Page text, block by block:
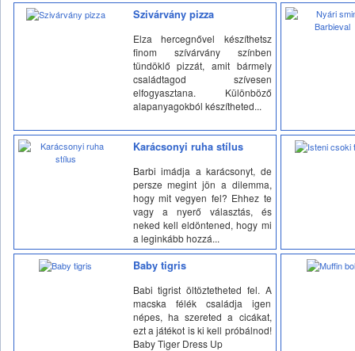
Szivárvány pizza
Elza hercegnővel készíthetsz
finom szívárvány színben
tündöklő pizzát, amit bármely
családtagod szívesen
elfogyasztana. Különböző
alapanyagokból készítheted...
Karácsonyi ruha stílus
Barbi imádja a karácsonyt, de
persze megint jön a dilemma,
hogy mit vegyen fel? Ehhez te
vagy a nyerő választás, és
neked kell eldöntened, hogy mi
a leginkább hozzá...
Baby tigris
Babi tigrist öltöztetheted fel. A
macska félék családja igen
népes, ha szereted a cicákat,
ezt a játékot is ki kell próbálnod!
Baby Tiger Dress Up